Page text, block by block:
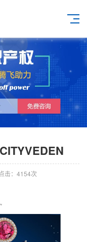
点击： 4154次